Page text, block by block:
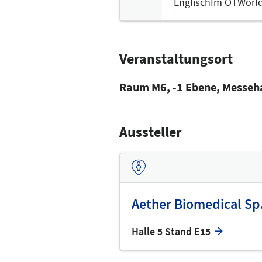
Veranstaltungsort
Raum M6, -1 Ebene,
Aussteller
Aether Biomedical
Halle 5 Stand E15